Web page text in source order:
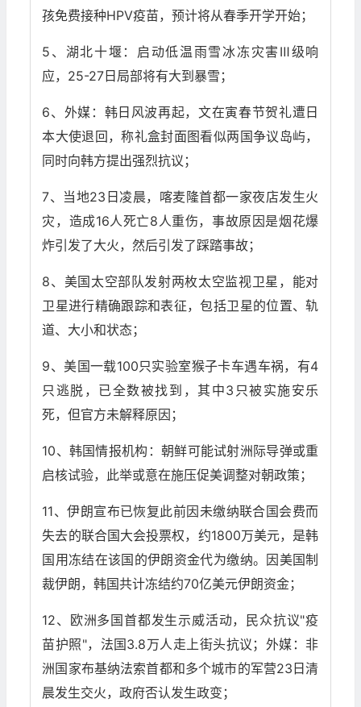
孩免费接种HPV疫苗，预计将从春季开学开始；
5、湖北十堰：启动低温雨雪冰冻灾害Ⅲ级响
应，25-27日局部将有大到暴雪；
6、外媒：韩日风波再起，文在寅春节贺礼遭日
本大使退回，称礼盒封面图看似两国争议岛屿，
同时向韩方提出强烈抗议；
7、当地23日凌晨，喀麦隆首都一家夜店发生火
灾，造成16人死亡8人重伤，事故原因是烟花爆
炸引发了大火，然后引发了踩踏事故；
8、美国太空部队发射两枚太空监视卫星，能对
卫星进行精确跟踪和表征，包括卫星的位置、轨
道、大小和状态；
9、美国一载100只实验室猴子卡车遇车祸，有4
只逃脱，已全数被找到，其中3只被实施安乐
死，但官方未解释原因；
10、韩国情报机构：朝鲜可能试射洲际导弹或重
启核试验，此举或意在施压促美调整对朝政策；
11、伊朗宣布已恢复此前因未缴纳联合国会费而
失去的联合国大会投票权，约1800万美元，是韩
国用冻结在该国的伊朗资金代为缴纳。因美国制
裁伊朗，韩国共计冻结约70亿美元伊朗资金；
12、欧洲多国首都发生示威活动，民众抗议"疫
苗护照"，法国3.8万人走上街头抗议；外媒：非
洲国家布基纳法索首都和多个城市的军营23日清
晨发生交火，政府否认发生政变；